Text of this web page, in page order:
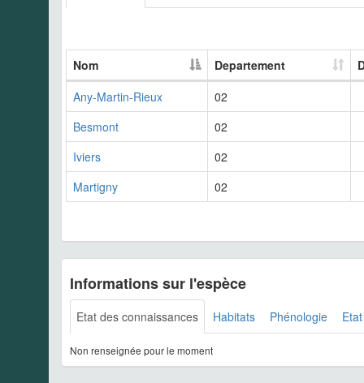
Nom Departement
Any-Martin-Rieux
02
Besmont
02
Iviers
02
Martigny
02
Informations sur l'espèce
Etat des connaissances Habitats Phénologie
Non renseignée pour le moment